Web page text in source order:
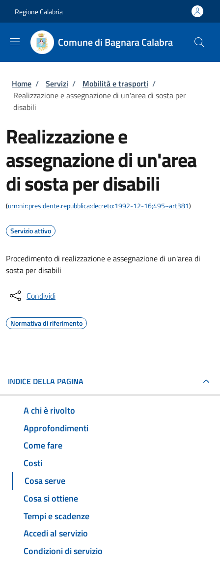
Regione Calabria
Comune di Bagnara Calabra
Briciole di pane
Home / Servizi / Mobilità e trasporti /
Realizzazione e assegnazione di un'area di sosta per
disabili
Realizzazione e
assegnazione di un'area
di sosta per disabili
(urn:nir:presidente.repubblica:decreto:1992-12-16;495~art381)
Servizio attivo
Procedimento di realizzazione e assegnazione di un'area di
sosta per disabili
Condividi
Normativa di riferimento
INDICE DELLA PAGINA
A chi è rivolto
Approfondimenti
Come fare
Costi
Cosa serve
Cosa si ottiene
Tempi e scadenze
Accedi al servizio
Condizioni di servizio